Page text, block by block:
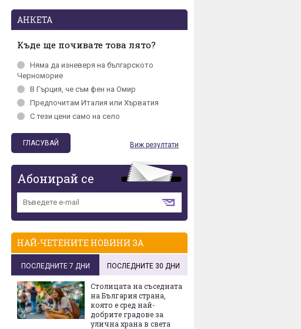
АНКЕТА
Къде ще почивате това лято?
Няма да изневеря на българското
Черномориe
В Гърция, че съм фен на Омир
Предпочитам Италия или Хърватия
С тези цени само на село
Виж резултати
Абонирай се
НАЙ-ЧЕТЕНИТЕ НОВИНИ ЗА
ПОСЛЕДНИТЕ 7 ДНИ ПОСЛЕДНИТЕ 30 ДНИ
Столицата на съседната
на България страна,
която е сред най-
добрите градове за
улична храна в света